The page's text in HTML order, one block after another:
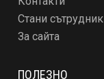
Стани сътрудник
За сайта
ПОЛЕЗНО